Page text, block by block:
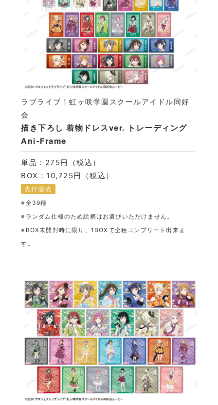
描き下ろし 着物ドレスver. トレーディング
Ani-Frame
ラブライブ！虹ヶ咲学園スクールアイドル同好
会
単品：275円（税込）
BOX：10,725円（税込）
先行販売
※全39種
※ランダム仕様のため絵柄はお選びいただけません。
※BOX未開封時に限り、1BOXで全種コンプリート出来ま
す。